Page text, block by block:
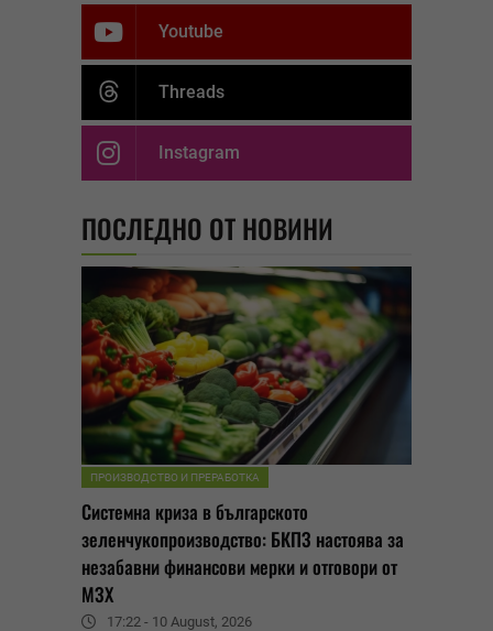
Youtube
Threads
Instagram
ПОСЛЕДНО ОТ НОВИНИ
ПРОИЗВОДСТВО И ПРЕРАБОТКА
Системна криза в българското
зеленчукопроизводство: БКПЗ настоява за
незабавни финансови мерки и отговори от
МЗХ
17:22 - 10 August, 2026